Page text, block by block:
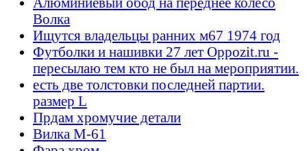
Волка
Ищутся владельцы ранних м67 1974 год
Футболки и нашивки 27 лет Oppozit.ru -
пересылаю тем кто не был на мероприятии.
есть две толстовки последней партии.
размер L
Прдам хромучие детали
Вилка М-61